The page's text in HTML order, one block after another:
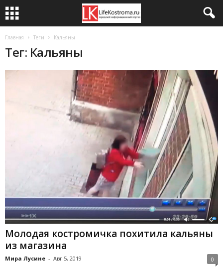
Главная Теги Кальяны
Тег: Кальяны
Молодая костромичка похитила кальяны
из магазина
Мира Лусине - Авг 5, 2019 0